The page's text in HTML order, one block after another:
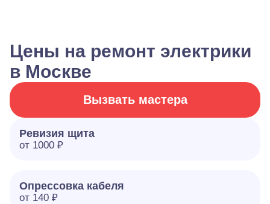
Цены на ремонт электрики
в Москве
Вызвать мастера
Ревизия щита
от 1000 ₽
Опрессовка кабеля
от 140 ₽